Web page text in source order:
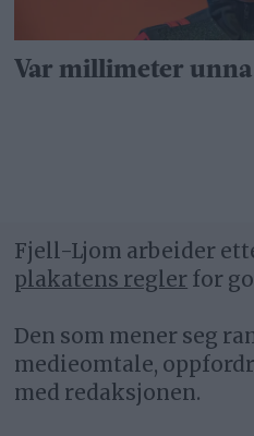
Var millimeter
Fjell-Ljom arbeider
plakatens regler for
Den som mener seg
medieomtale,
med redaksjonen.